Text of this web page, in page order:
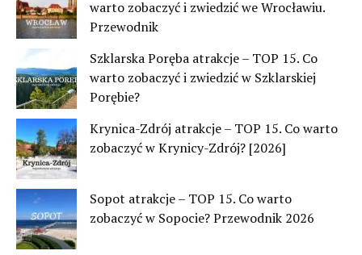
warto zobaczyć i zwiedzić we Wrocławiu.
Przewodnik
Szklarska Poręba atrakcje – TOP 15. Co
warto zobaczyć i zwiedzić w Szklarskiej
Porębie?
Krynica-Zdrój atrakcje – TOP 15. Co warto
zobaczyć w Krynicy-Zdrój? [2026]
Sopot atrakcje – TOP 15. Co warto
zobaczyć w Sopocie? Przewodnik 2026